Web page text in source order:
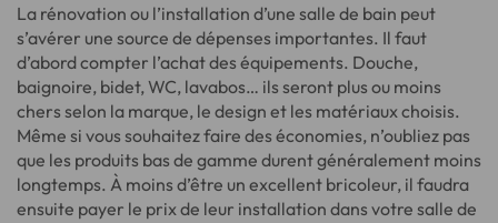
La rénovation ou l’installation d’une salle de bain peut
s’avérer une source de dépenses importantes. Il faut
d’abord compter l’achat des équipements. Douche,
baignoire, bidet, WC, lavabos… ils seront plus ou moins
chers selon la marque, le design et les matériaux choisis.
Même si vous souhaitez faire des économies, n’oubliez pas
que les produits bas de gamme durent généralement moins
longtemps. À moins d’être un excellent bricoleur, il faudra
ensuite payer le prix de leur installation dans votre salle de